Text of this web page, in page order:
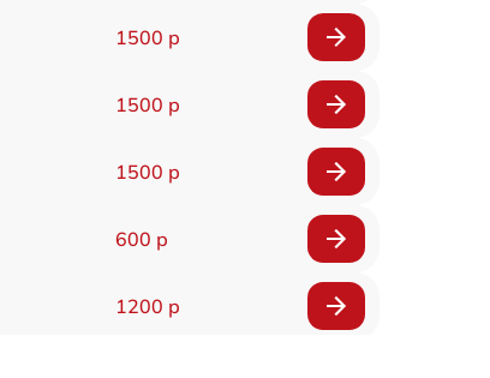
1500 р
1500 р
1500 р
600 р
1200 р